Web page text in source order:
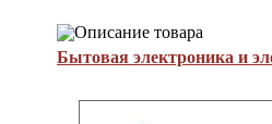
Описание товара
Бытовая электроника и